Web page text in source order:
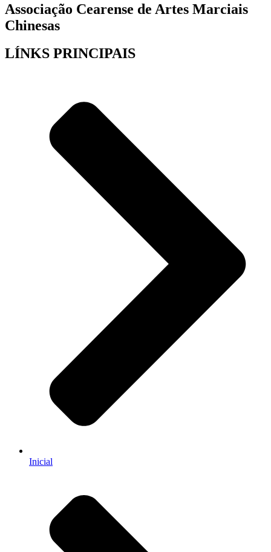
Associação Cearense de Artes Marciais
Chinesas
LÍNKS PRINCIPAIS
Inicial